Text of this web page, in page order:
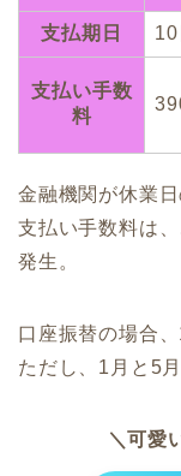
支払期日
支払い手数
料
金融機関が休業
支払い手数料は
発生。
口座振替の場合
ただし、1月と5
＼可愛